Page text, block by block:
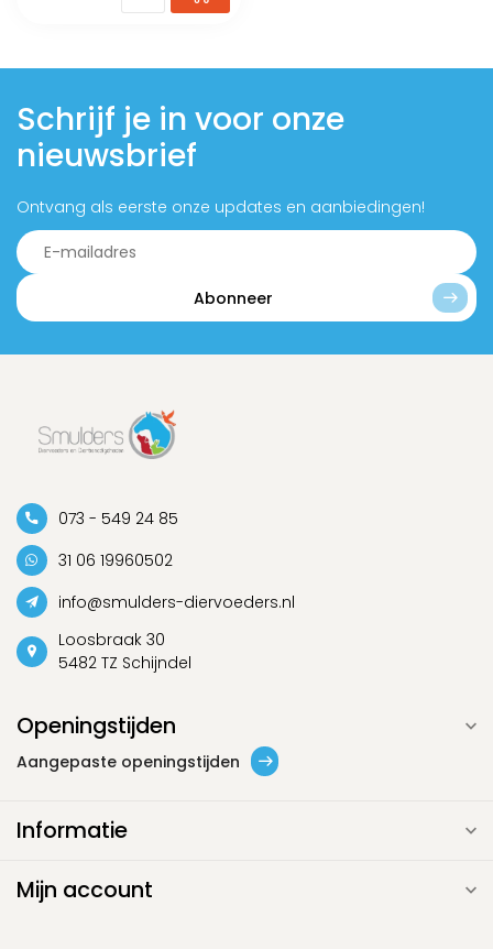
Schrijf je in voor onze
nieuwsbrief
Ontvang als eerste onze updates en aanbiedingen!
Abonneer
073 - 549 24 85
31 06 19960502
info@smulders-diervoeders.nl
Loosbraak 30
5482 TZ Schijndel
Openingstijden
Aangepaste openingstijden
Informatie
Mijn account